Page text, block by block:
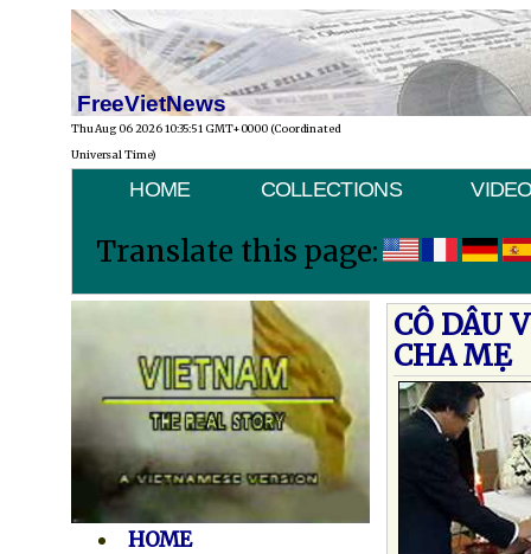
FreeVietNews
Thu Aug 06 2026 10:35:51 GMT+0000 (Coordinated
Universal Time)
HOME COLLECTIONS
Translate this page:
HOME
CÔ DÂU
CHA MẸ